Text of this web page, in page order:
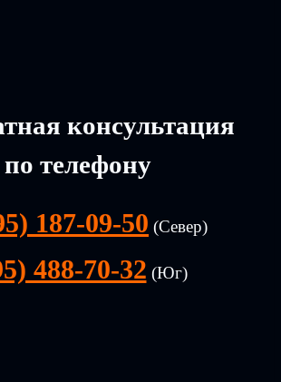
консультация
по телефону
187-09-50 (Север)
488-70-32 (Юг)